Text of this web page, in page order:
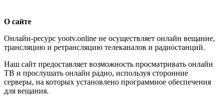
О сайте
Онлайн-ресурс yootv.online не осуществляет онлайн вещание,
трансляцию и ретрансляцию телеканалов и радиостанций.
Наш сайт предоставляет возможность просматривать онлайн
ТВ и прослушать онлайн радио, используя сторонние
серверы, на которых установлено программное обеспечения
для вещания.